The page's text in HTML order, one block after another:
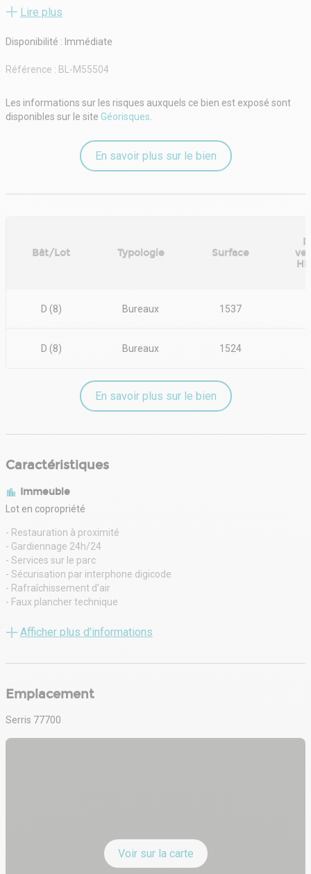
Parc International d'Entreprise.
l'autoroute A4, liaison par bus à la station RER A 'Montévrain-Val
Lire plus
Disponibilité : Immédiate
Référence : BL-M55504
Les informations sur les risques auxquels ce bien est exposé sont
disponibles sur le site Géorisques.
En savoir plus sur le bien
Bât/Lot Typologie Surface
D (8) Bureaux 1537
D (8) Bureaux 1524
En savoir plus sur le bien
Caractéristiques
Immeuble
Lot en copropriété
- Restauration à proximité
- Gardiennage 24h/24
- Services sur le parc
- Sécurisation par interphone digicode
- Rafraîchissement d'air
- Faux plancher technique
Afficher plus d'informations
Emplacement
Serris 77700
Voir sur la carte